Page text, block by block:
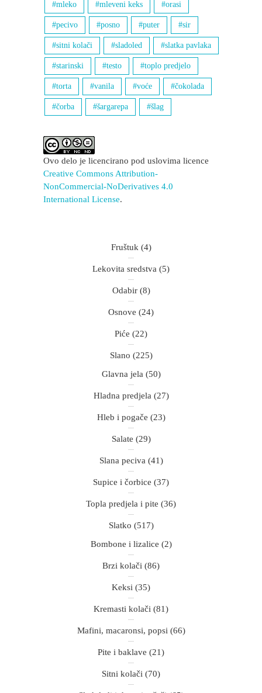
mleko mleveni keks orasi
pecivo posno puter sir
sitni kolači sladoled slatka pavlaka
starinski testo toplo predjelo
torta vanila voće čokolada
čorba šargarepa šlag
Ovo delo je licencirano pod uslovima licence
Creative Commons Attribution-
NonCommercial-NoDerivatives 4.0
International License.
Fruštuk (4)
Lekovita sredstva (5)
Odabir(8)
Osnove (24)
Piće (22)
Slano (225)
Glavna jela (50)
Hladna predjela (27)
Hleb i pogače (23)
Salate (29)
Slana peciva (41)
Supice i čorbice (37)
Topla predjela i pite (36)
Slatko (517)
Bombone i lizalice (2)
Brzi kolači (86)
Keksi (35)
Kremasti kolači (81)
Mafini, macaronsi, popsi (66)
Pite i baklave (21)
Sitni kolači (70)